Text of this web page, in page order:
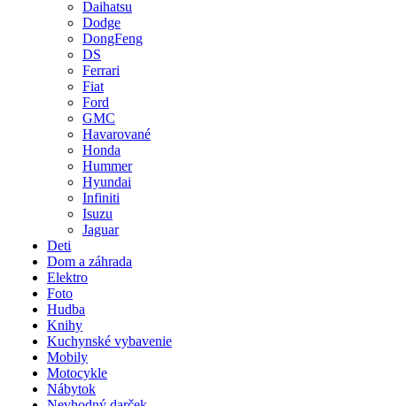
Daihatsu
Dodge
DongFeng
DS
Ferrari
Fiat
Ford
GMC
Havarované
Honda
Hummer
Hyundai
Infiniti
Isuzu
Jaguar
Deti
Dom a záhrada
Elektro
Foto
Hudba
Knihy
Kuchynské vybavenie
Mobily
Motocykle
Nábytok